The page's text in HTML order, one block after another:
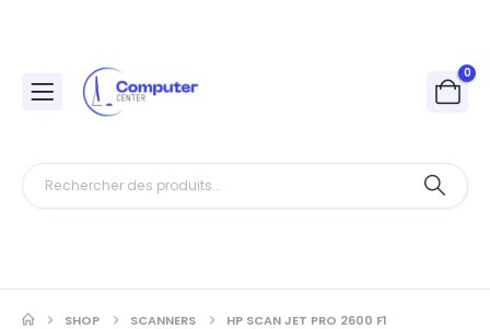
0
SHOP SCANNERS HP SCAN JET PRO 2600 F1